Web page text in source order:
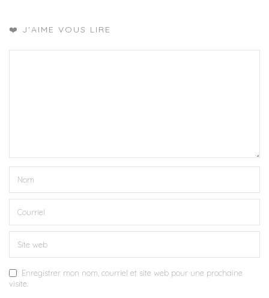
❤️ J'AIME VOUS LIRE
Enregistrer mon nom, courriel et site web pour une prochaine
visite.